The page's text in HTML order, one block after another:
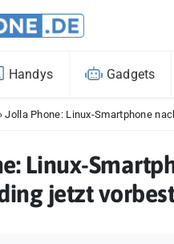
Handys Gadgets
Jolla Phone: Linux-Smartphone
Linux-
jetzt